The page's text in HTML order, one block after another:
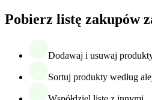
Pobierz listę zakupów
Dodawaj i usuwaj
Sortuj produkty według